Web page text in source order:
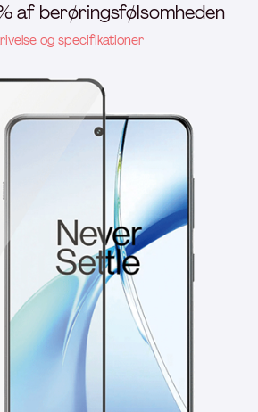
af berøringsfølsomheden
og specifikationer